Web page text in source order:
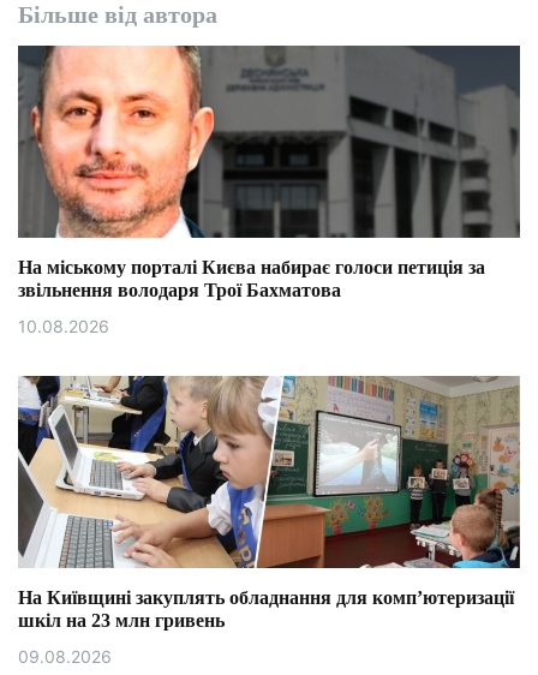
Більше від автора
На міському порталі Києва набирає голоси петиція за
звільнення володаря Трої Бахматова
10.08.2026
На Київщині закуплять обладнання для комп’ютеризації
шкіл на 23 млн гривень
09.08.2026